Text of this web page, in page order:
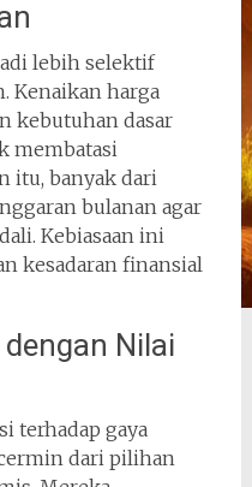
lebih selektif
Kenaikan harga
kebutuhan dasar
membatasi
itu, banyak dari
bulanan agar
Kebiasaan ini
kesadaran finansial
Nilai
terhadap gaya
dari pilihan